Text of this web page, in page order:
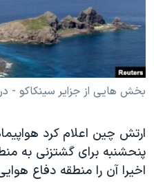
فرهنگ و زندگی
حقوق شهروندی
علم و فناوری
گالری عکس
آرشیو پخش زنده
مستندها
انتخابات ریاست جمهوری آمریکا ۲۰۲۴
حمله جمهوری اسلامی به
رمز مهسا
اعتراضات زن، زندگی، آزادی
مجموعه مستندهای دادخواهی
دنبال کنید
بخش هایی از جزایر سینکاکو -
ارتش چین اعلام کرد
پنحشنبه برای گشتزنی به
اخیرا آن را منطقه دفاع